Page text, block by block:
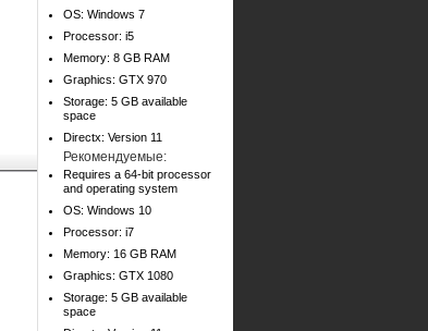
OS: Windows 7
Processor: i5
Memory: 8 GB RAM
Graphics: GTX 970
Storage: 5 GB available
space
Directx: Version 11
Рекомендуемые:
Requires a 64-bit processor
and operating system
OS: Windows 10
Processor: i7
Memory: 16 GB RAM
Graphics: GTX 1080
Storage: 5 GB available
space